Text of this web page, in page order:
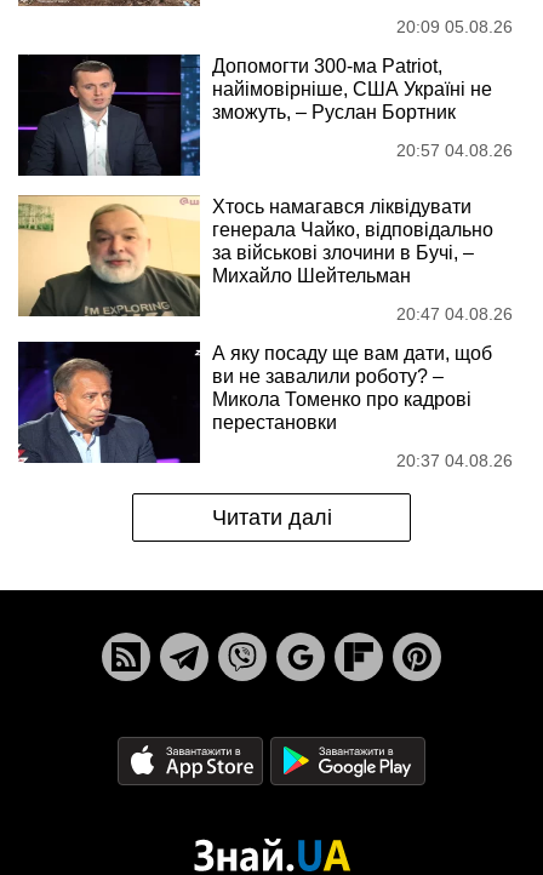
20:09 05.08.26
Допомогти 300-ма Patriot,
найімовірніше, США Україні не
зможуть, – Руслан Бортник
20:57 04.08.26
Хтось намагався ліквідувати
генерала Чайко, відповідально
за військові злочини в Бучі, –
Михайло Шейтельман
20:47 04.08.26
А яку посаду ще вам дати, щоб
ви не завалили роботу? –
Микола Томенко про кадрові
перестановки
20:37 04.08.26
Читати далі